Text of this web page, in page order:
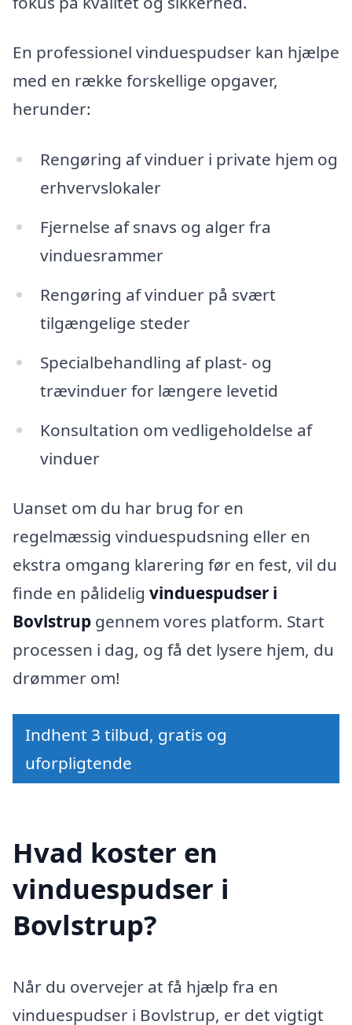
En professionel vinduespudser kan hjælpe
med en række forskellige opgaver,
herunder:
Rengøring af vinduer i private hjem og
erhvervslokaler
Fjernelse af snavs og alger fra
vinduesrammer
Rengøring af vinduer på svært
tilgængelige steder
Specialbehandling af plast- og
trævinduer for længere levetid
Konsultation om vedligeholdelse af
vinduer
Uanset om du har brug for en
regelmæssig vinduespudsning eller en
ekstra omgang klarering før en fest, vil du
finde en pålidelig vinduespudser i
Bovlstrup gennem vores platform. Start
processen i dag, og få det lysere hjem, du
drømmer om!
Indhent 3 tilbud, gratis og
uforpligtende
Hvad koster en
vinduespudser i
Bovlstrup?
Når du overvejer at få hjælp fra en
vinduespudser i Bovlstrup, er det vigtigt